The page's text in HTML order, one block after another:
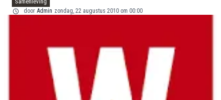
door Admin zondag, 22 augustus 2010 om 00:00